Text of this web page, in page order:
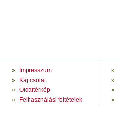
»
Impresszum
»
Kapcsolat
» Oldaltérkép
»
Felhasználási feltételek
»
»
»
»